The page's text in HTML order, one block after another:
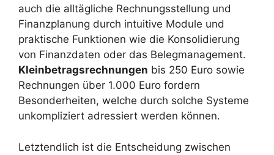
auch die alltägliche Rechnungsstellung und
Finanzplanung durch intuitive Module und
praktische Funktionen wie die Konsolidierung
von Finanzdaten oder das Belegmanagement.
Kleinbetragsrechnungen bis 250 Euro sowie
Rechnungen über 1.000 Euro fordern
Besonderheiten, welche durch solche Systeme
unkompliziert adressiert werden können.
Letztendlich ist die Entscheidung zwischen